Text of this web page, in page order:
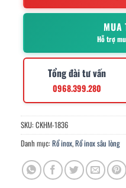
MUA
Hỗ trợ
Tổng đài tư vấn
0968.399.280
SKU: CKHM-1836
Danh mục: Rổ inox,Rổ inox sâu lòng